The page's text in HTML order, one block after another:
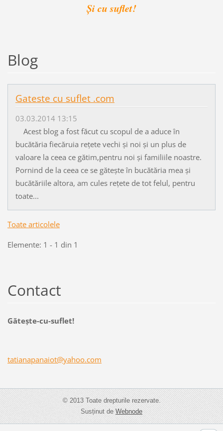
Și cu suflet!
Blog
Gateste cu suflet .com
03.03.2014 13:15
Acest blog a fost făcut cu scopul de a aduce în
bucătăria fiecăruia rețete vechi și noi și un plus de
valoare la ceea ce gătim,pentru noi și familiile noastre.
Pornind de la ceea ce se gătește în bucătăria mea și
bucătăriile altora, am cules rețete de tot felul, pentru
toate...
Toate articolele
Elemente: 1 - 1 din 1
Contact
Găteşte-cu-suflet!
tatianapanaiot@yahoo.com
© 2013 Toate drepturile rezervate.
Susținut deWebnode